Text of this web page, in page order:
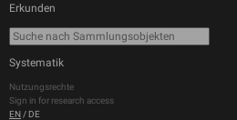
Erkunden
Systematik
Nutzungsrechte
Sign in for research access
EN / DE